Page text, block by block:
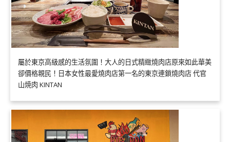
屬於東京高級感的生活氛圍！大人的日式精緻燒肉店原來如此華美
卻價格親民！日本女性最愛燒肉店第一名的東京連鎖燒肉店 代官
山焼肉 KINTAN